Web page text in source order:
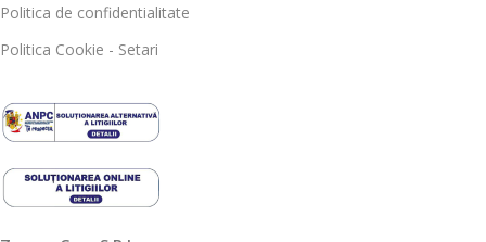
Politica de confidentialitate
Politica Cookie - Setari